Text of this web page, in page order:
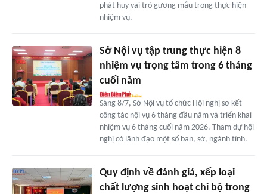
phát huy vai trò gương mẫu trong thực hiện
nhiệm vụ.
Sở Nội vụ tập trung thực hiện 8
nhiệm vụ trọng tâm trong 6 tháng
cuối năm
Sáng 8/7, Sở Nội vụ tổ chức Hội nghị sơ kết
công tác nội vụ 6 tháng đầu năm và triển khai
nhiệm vụ 6 tháng cuối năm 2026. Tham dự hội
nghị có lãnh đạo một số ban, sở, ngành tỉnh.
Quy định về đánh giá, xếp loại
chất lượng sinh hoạt chi bộ trong